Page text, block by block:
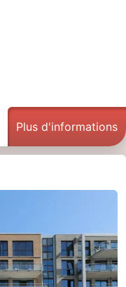
Plus d'informations